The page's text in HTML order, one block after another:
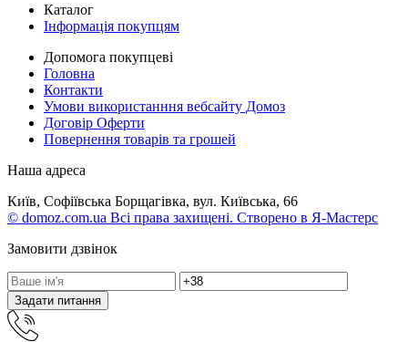
Каталог
Інформація покупцям
Допомога покупцеві
Головна
Контакти
Умови використанння вебсайту Домоз
Договір Оферти
Повернення товарів та грошей
Наша адреса
Київ, Софіївська Борщагівка, вул. Київська, 66
© domoz.com.ua Всі права захищені. Створено в Я-Мастерс
Замовити дзвінок
Задати питання